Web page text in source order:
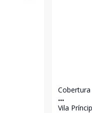
Cobertura
...
Vila